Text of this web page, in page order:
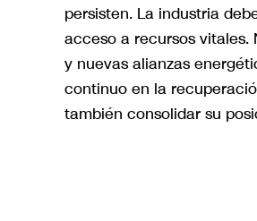
persisten. La industria
acceso a recursos
y nuevas alianzas
continuo en la
también consolidar su